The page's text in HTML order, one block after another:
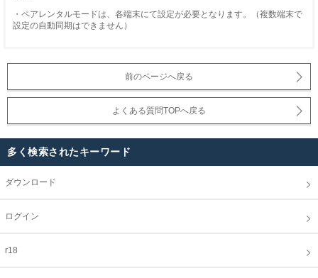
・ペアレンタルモードは、各端末にて設定が必要となります。（複数端末で
設定の自動同期はできません）
前のページへ戻る
よくある質問TOPへ戻る
多く検索されたキーワード
ダウンロード
ログイン
r18